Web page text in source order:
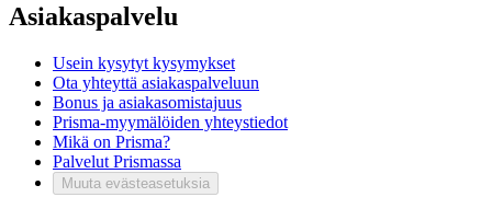
Asiakaspalvelu
Usein kysytyt kysymykset
Ota yhteyttä asiakaspalveluun
Bonus ja asiakasomistajuus
Prisma-myymälöiden yhteystiedot
Mikä on Prisma?
Palvelut Prismassa
Muuta evästeasetuksia